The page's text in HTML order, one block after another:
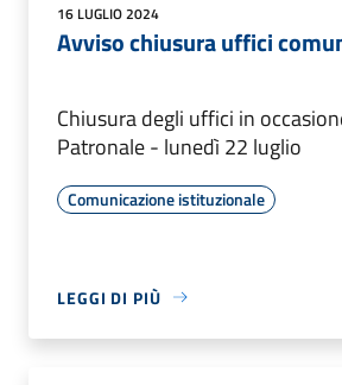
16 LUGLIO 2024
Avviso chiusura uffici
Chiusura degli uffici in
Patronale - lunedì 22 luglio
Comunicazione istituzionale
LEGGI DI PIÙ